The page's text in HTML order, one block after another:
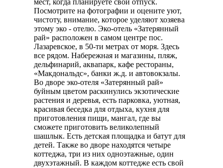
мест, когда планируете свой отпуск.
Посмотрите на фотографии и оцените уют,
чистоту, внимание, которое уделяют хозяева
этому эко - отелю. Эко-отель «Затерянный
рай» расположен в самом центре пос.
Лазаревское, в 50-ти метрах от моря. Здесь
все рядом. Набережная и магазины, пляж,
дельфинарий, аквапарк, кафе рестораны,
«Макдональдс», банки ж.д. и автовокзалы.
Во дворе эко-отеля «Затерянный рай»
буйным цветом раскинулись экзотические
растения и деревья, есть парковка, уютная,
красивая беседка для отдыха, кухня для
приготовления пищи, мангал, где вы
сможете приготовить великолепный
шашлык. Есть детская площадка и батут для
детей. Также во дворе находятся четыре
коттеджа, три из них одноэтажные, один
двухэтажный. В каждом коттедже есть свой